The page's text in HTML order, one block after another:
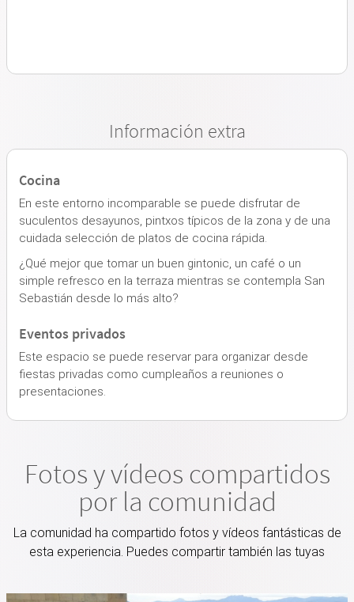
Información extra
Cocina
En este entorno incomparable se puede disfrutar de
suculentos desayunos, pintxos típicos de la zona y de una
cuidada selección de platos de cocina rápida.
¿Qué mejor que tomar un buen gintonic, un café o un
simple refresco en la terraza mientras se contempla San
Sebastián desde lo más alto?
Eventos privados
Este espacio se puede reservar para organizar desde
fiestas privadas como cumpleaños a reuniones o
presentaciones.
Fotos y vídeos compartidos
por la comunidad
La comunidad ha compartido fotos y vídeos fantásticas de
esta experiencia. Puedes compartir también las tuyas